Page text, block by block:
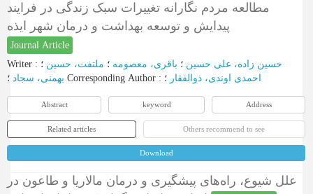
مطالعه مردم نگارانه تغییرات سبک زندگی در فرایند
پیدایش و توسعه بهداشت و درمان شهر ایذه
Journal Article
Writer : حسین زاده، علی حسین ؛ باقری، معصومه ؛ ملتفت، حسین ؛
بهمنی، سجاد Corresponding Author : احمدی اوندی، ذوالفقار ؛
Abstract keyword Address
Related articles Others recommend to see
Download
علل شیوع، راه‌های پیشگیری و درمان مالاریا و طاعون در